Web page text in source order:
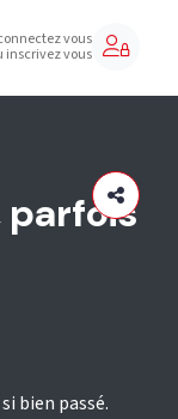
vous
inscrivez vous
parfois
bien passé.